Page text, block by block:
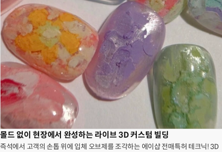
몰드 없이 현장에서 완성하는 라이브 3D 커스텀 빌딩
즉석에서 고객의 손톱 위에 입체 오브제를 조각하는 에이샵 전매특허 테크닉! 3D